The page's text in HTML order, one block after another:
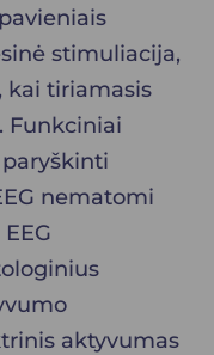
stimuliacija,
kai tiriamasis
Funkciniai
nematomi
aktyvumas